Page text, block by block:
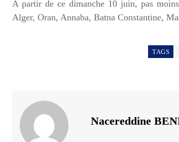
A partir de ce dimanche 10 juin, pas
Alger, Oran, Annaba, Batna Constantine,
TAGS
Nacereddine